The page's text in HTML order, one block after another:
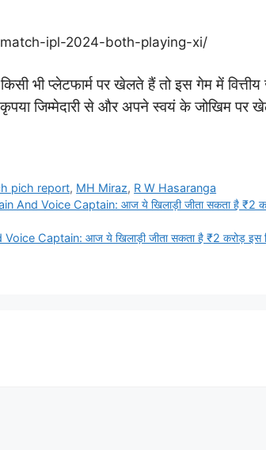
ipl-2024-both-playing-xi/
भी प्लेटफार्म पर खेलते हैं तो इस गेम में वित्तीय
जिम्मेदारी से और अपने स्वयं के जोखिम पर
pich report, MH Miraz, R W Hasaranga
And Voice Captain: आज ये खिलाड़ी जीता सकता है ₹2
Captain: आज ये खिलाड़ी जीता सकता है ₹2 करोड़ इस